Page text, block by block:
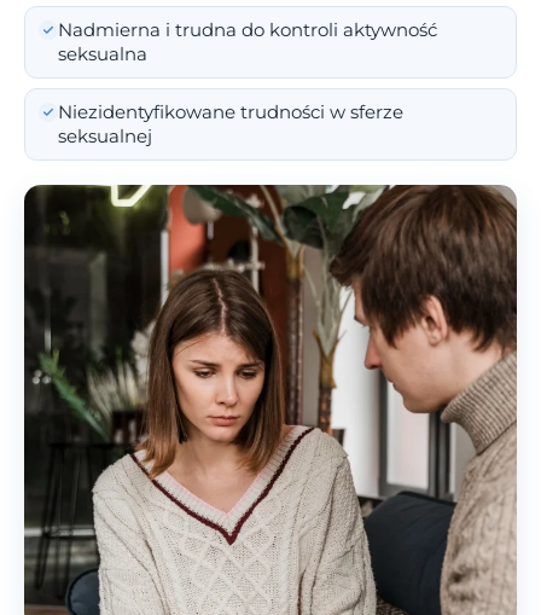
Nadmierna i trudna do kontroli aktywność
seksualna
Niezidentyfikowane trudności w sferze
seksualnej